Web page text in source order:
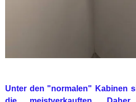
Unter den "normalen" Kabinen